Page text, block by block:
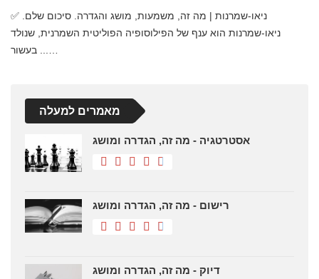
✅ ניאו-שמרנות | מה זה, משמעות, מושג והגדרה. סיכום שלם.
ניאו-שמרנות הוא ענף של הפילוסופיה הפוליטית השמרנית, שנולד
מאמרים למעלה
אסטרטגיה - מה זה, הגדרה ומושג
רישום - מה זה, הגדרה ומושג
דיוק - מה זה, הגדרה ומושג